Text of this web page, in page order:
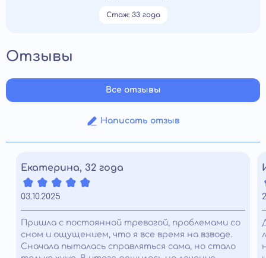
Стаж: 33 года
Отзывы
Написать отзыв
Все отзывы
Екатерина, 32 года
03.10.2025
Пришла с постоянной тревогой, проблемами со
сном и ощущением, что я все время на взводе.
Сначала пыталась справляться сама, но стало